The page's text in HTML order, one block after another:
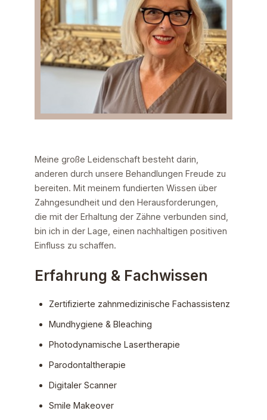
Meine große Leidenschaft besteht darin,
anderen durch unsere Behandlungen Freude zu
bereiten. Mit meinem fundierten Wissen über
Zahngesundheit und den Herausforderungen,
die mit der Erhaltung der Zähne verbunden sind,
bin ich in der Lage, einen nachhaltigen positiven
Einfluss zu schaffen.
Erfahrung & Fachwissen
Zertifizierte zahnmedizinische Fachassistenz
Mundhygiene & Bleaching
Photodynamische Lasertherapie
Parodontaltherapie
Digitaler Scanner
Smile Makeover